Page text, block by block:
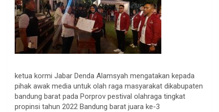
ketua kormi Jabar Denda Alamsyah mengatakan kepada
pihak awak media untuk olah raga masyarakat dikabupaten
bandung barat pada Porprov pestival olahraga tingkat
propinsi tahun 2022 Bandung barat juara ke-3